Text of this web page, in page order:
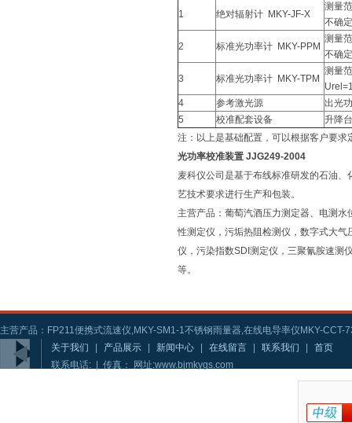
1 绝对辐射计 MKY-JF-X
测量
不确
2 标准光功率计 MKY-PPM
测量
不确
3 标准光功率计 MKY-TPM
测量
4
参考激光源
出光
5
校准配套设备
升降
注：以上是基础配置，可以根据客户要求
光功率校准装置 JJG249-2004
麦科仪公司是基于布线标准研发的石油
艺技术要求进行生产和包装。
主营产品：葡萄汽酒压力测定器、电测
性测定仪，污垢热阻检测仪，数字式大
仪，污染指数SDI测定仪，三聚氰胺速测
等。
主营产品：FP211便携式流速仪,MKY-SM1-1不锈钢雨量器,在线电导率仪MKY-CCT-
关于我们
产品展示 新闻中心 在线留言 联系我们
首页
联系电话: | 传真： 网址:www.bjmkygs.com